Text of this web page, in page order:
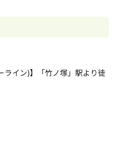
ライン)】「竹ノ塚」駅より徒